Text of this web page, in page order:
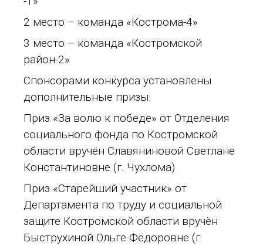
2 место – команда «Кострома-4»
3 место – команда «Костромской
район-2»
Спонсорами конкурса установлены
дополнительные призы:
Приз «За волю к победе» от Отделения
социального фонда по Костромской
области вручён Славяниновой Светлане
Константиновне (г. Чухлома)
Приз «Старейший участник» от
Департамента по труду и социальной
защите Костромской области вручён
Быструхиной Ольге Фёдоровне (г.